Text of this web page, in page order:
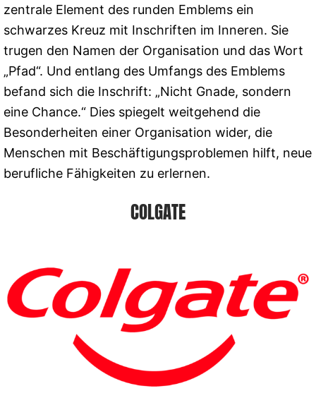
zentrale Element des runden Emblems ein
schwarzes Kreuz mit Inschriften im Inneren. Sie
trugen den Namen der Organisation und das Wort
„Pfad“. Und entlang des Umfangs des Emblems
befand sich die Inschrift: „Nicht Gnade, sondern
eine Chance.“ Dies spiegelt weitgehend die
Besonderheiten einer Organisation wider, die
Menschen mit Beschäftigungsproblemen hilft, neue
berufliche Fähigkeiten zu erlernen.
COLGATE